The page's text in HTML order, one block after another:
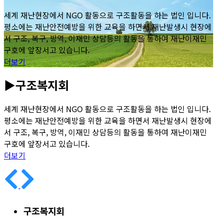
세계 재난현장에서 NGO 활동으로 구조활동을 하는 법인 입니다.
평소에는 재난안전예방을 위한 교육을 하면서 재난발생시 현장에
서 구조, 복구, 방역, 이재민 상담등의 활동을 통하여 재난이재민
구호에 앞장서고 있습니다.
더보기
▶구조복지회
세계 재난현장에서 NGO 활동으로 구조활동을 하는 법인 입니다.
평소에는 재난안전예방을 위한 교육을 하면서 재난발생시 현장에
서 구조, 복구, 방역, 이재민 상담등의 활동을 통하여 재난이재민
구호에 앞장서고 있습니다.
더보기
구조복지회